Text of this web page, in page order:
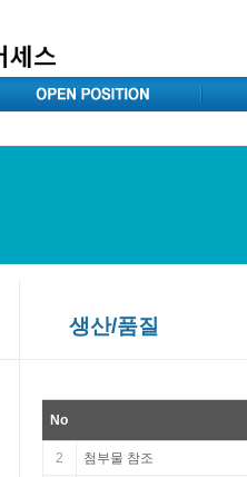
생산/품질
No
2 첨부물 참조